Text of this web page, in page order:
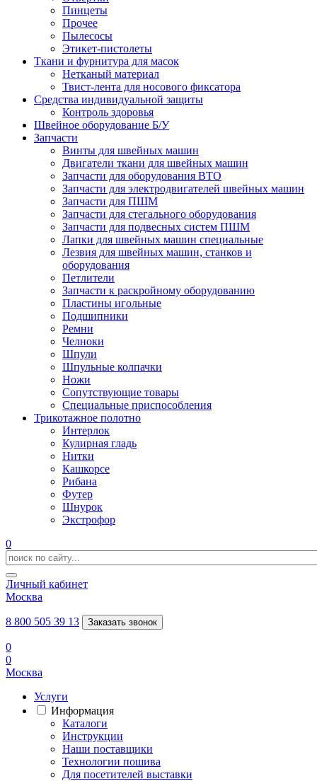
Пинцеты
Прочее
Пылесосы
Этикет-пистолеты
Ткани и фурнитура для масок
Нетканый материал
Твист-лента для носового фиксатора
Средства индивидуальной защиты
Контроль здоровья
Швейное оборудование Б/У
Запчасти
Винты для швейных машин
Двигатели ткани для швейных машин
Запчасти для оборудования ВТО
Запчасти для электродвигателей швейных машин
Запчасти для ПШМ
Запчасти для стегального оборудования
Запчасти для подвесных систем ПШМ
Лапки для швейных машин специальные
Лезвия для швейных машин, станков и
оборудования
Петлители
Запчасти к раскройному оборудованию
Пластины игольные
Подшипники
Ремни
Челноки
Шпули
Шпульные колпачки
Ножи
Сопутствующие товары
Специальные приспособления
Трикотажное полотно
Интерлок
Кулирная гладь
Нитки
Кашкорсе
Рибана
Футер
Шнурок
Экстрофор
0
Личный кабинет
Москва
8 800 505 39 13 Заказать звонок
0
0
Москва
Услуги
Информация
Каталоги
Инструкции
Наши поставщики
Технологии пошива
Для посетителей выставки